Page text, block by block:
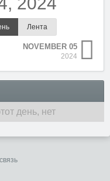
Лента
NOVEMBER 05
2024
день, нет